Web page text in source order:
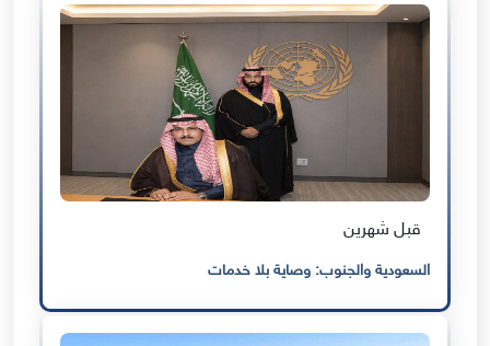
قبل شهرين
السعودية والجنوب: وصاية بلا خدمات